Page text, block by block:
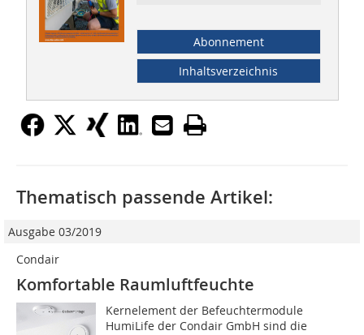
Abonnement
Inhaltsverzeichnis
Thematisch passende Artikel:
Ausgabe 03/2019
Condair
Komfortable Raumluftfeuchte
Kernelement der Befeuchtermodule
HumiLife der Condair GmbH sind die